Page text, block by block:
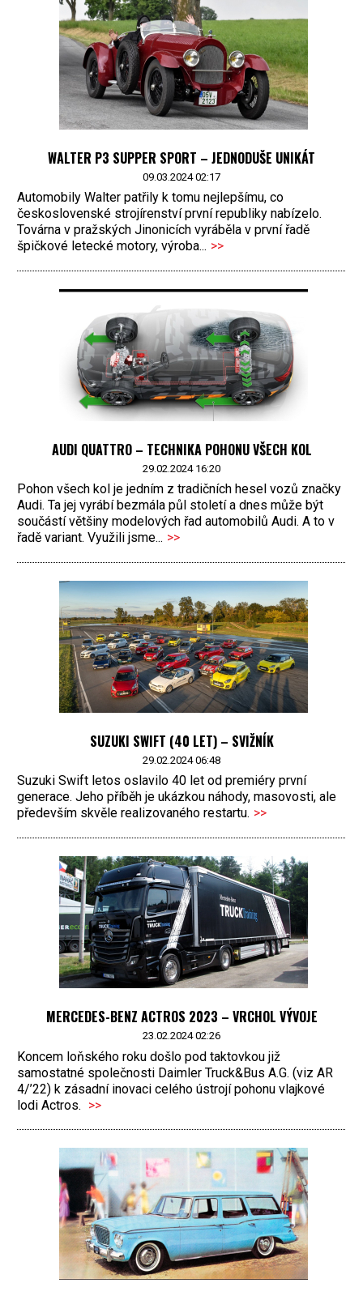
WALTER P3 SUPPER SPORT – JEDNODUŠE UNIKÁT
09.03.2024 02:17
Automobily Walter patřily k tomu nejlepšímu, co
československé strojírenství první republiky nabízelo.
Továrna v pražských Jinonicích vyráběla v první řadě
špičkové letecké motory, výroba... >>
AUDI QUATTRO – TECHNIKA POHONU VŠECH KOL
29.02.2024 16:20
Pohon všech kol je jedním z tradičních hesel vozů značky
Audi. Ta jej vyrábí bezmála půl století a dnes může být
součástí většiny modelových řad automobilů Audi. A to v
řadě variant. Využili jsme... >>
SUZUKI SWIFT (40 LET) – SVIŽNÍK
29.02.2024 06:48
Suzuki Swift letos oslavilo 40 let od premiéry první
generace. Jeho příběh je ukázkou náhody, masovosti, ale
především skvěle realizovaného restartu. >>
MERCEDES-BENZ ACTROS 2023 – VRCHOL VÝVOJE
23.02.2024 02:26
Koncem loňského roku došlo pod taktovkou již
samostatné společnosti Daimler Truck&Bus A.G. (viz AR
4/’22) k zásadní inovaci celého ústrojí pohonu vlajkové
lodi Actros. >>